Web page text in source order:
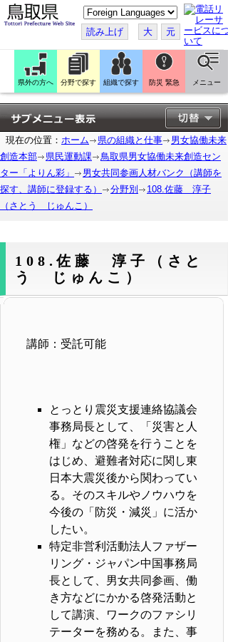
こ
の
ペ
ー
ジ
翻
訳
す
る
読み上げ 大 元
県外の方へ 分野で探す 組織で探す 防災 緊急 メニュー
現在の位置： ホーム 県の組織と仕事
男女協働未来
創造本部
県民運動課
鳥取県男女協働未来創造セン
ター「よりん彩」
男女共同参画人材バンク（講師を
探す、講師に登録する）
分野別
108.佐藤 淳子
（さとう じゅんこ）
108.佐藤 淳子（さと
う じゅんこ）
講師：受託可能
とっとり震災支援連絡協議会
事務局長として、「災害と人
権」などの啓発を行うことを
はじめ、避難者対応に関し東
日本大震災後から関わってい
る。そのスキルやノウハウを
今後の「防災・減災」に活か
したい。
特定非営利活動法人ファザー
リング・ジャパン中国事務局
長として、男女共同参画、働
き方などにかかる啓発活動と
して講演、ワークのファシリ
テーターを務める。また、事